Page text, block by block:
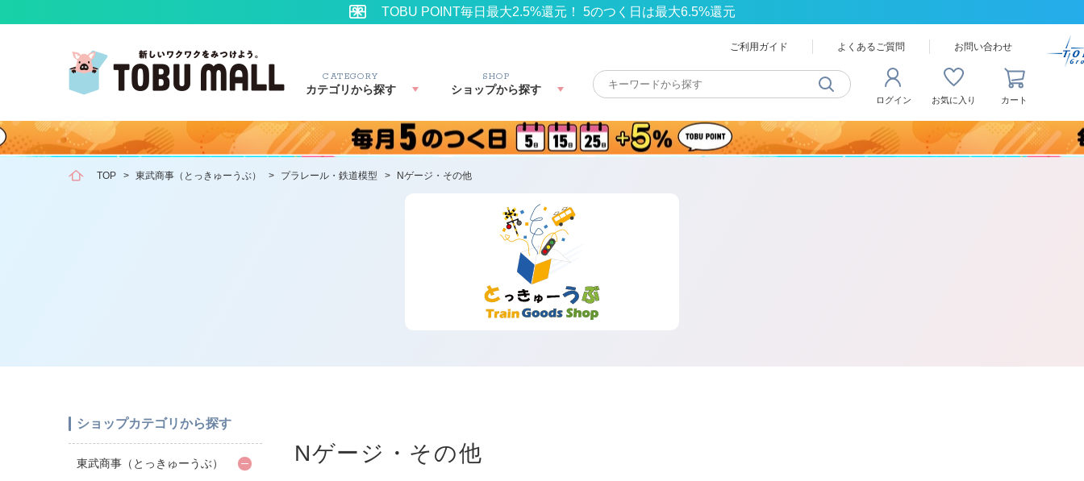
TOBU POINT毎日最大2.5%還元！ 5のつく日は最大6.5%還元
ご利用ガイド よくあるご質問 お問い合わせ
CATEGORY
カテゴリから探す
SHOP
ショップから探す
ログイン お気に入り カート
TOP > 東武商事（とっきゅーうぶ） > プラレール・鉄道模型 > Nゲージ・その他
ショップカテゴリから探す
東武商事（とっきゅーうぶ） Nゲージ・その他